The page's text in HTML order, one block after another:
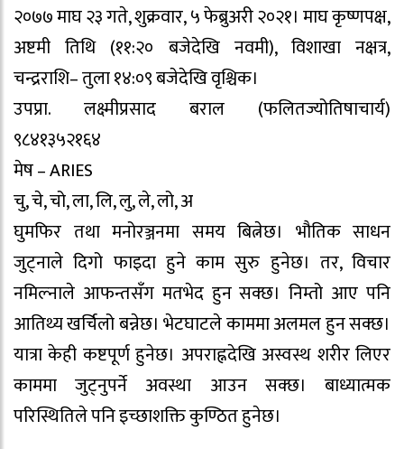
२०७७ माघ २३ गते, शुक्रवार, ५ फेब्रुअरी २०२१। माघ कृष्णपक्ष,
अष्टमी तिथि (११:२० बजेदेखि नवमी), विशाखा नक्षत्र,
चन्द्रराशि– तुला १४:०९ बजेदेखि वृश्चिक।
उपप्रा. लक्ष्मीप्रसाद बराल (फलितज्योतिषाचार्य)
९८४१३५२१६४
मेष – ARIES
चु, चे, चो, ला, लि, लु, ले, लो, अ
घुमफिर तथा मनोरञ्जनमा समय बित्नेछ। भौतिक साधन
जुट्नाले दिगो फाइदा हुने काम सुरु हुनेछ। तर, विचार
नमिल्नाले आफन्तसँग मतभेद हुन सक्छ। निम्तो आए पनि
आतिथ्य खर्चिलो बन्नेछ। भेटघाटले काममा अलमल हुन सक्छ।
यात्रा केही कष्टपूर्ण हुनेछ। अपराह्नदेखि अस्वस्थ शरीर लिएर
काममा जुट्नुपर्ने अवस्था आउन सक्छ। बाध्यात्मक
परिस्थितिले पनि इच्छाशक्ति कुण्ठित हुनेछ।